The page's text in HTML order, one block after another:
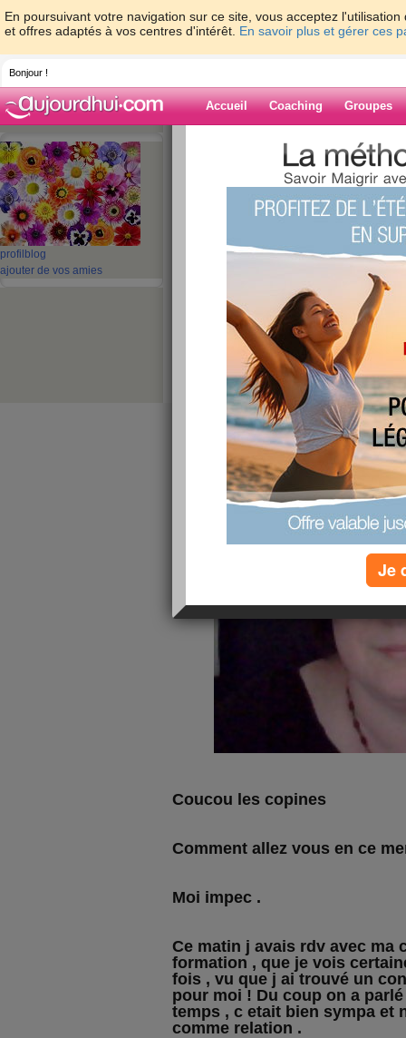
En poursuivant votre navigation sur ce site, vous acceptez
et offres adaptés à vos centres d'intérêt. En savoir plus et gérer ces
Bonjour !
Accueil Coaching Groupes
profil blog
ajouter de vos amies
> SCARLATINE
Blog de
21 - 30 31 - 40 41 - 50
51 -
‹ Préc. 41 43 44 45
des petites
publié le 09/12/2009 à 16:07
Coucou les copines
Comment allez vous en ce
Moi impec .
Ce matin j avais rdv avec ma
formation , que je vois
fois , vu que j ai trouvé un
pour moi ! Du coup on a
temps , c etait bien sympa et
comme relation .
Je